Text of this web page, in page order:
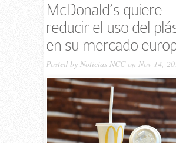
McDonald’s quiere
reducir el uso del
en su mercado
Posted by Noticias NCCon Nov 14,